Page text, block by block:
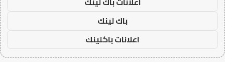
باك لينك
اعلانات باكلينك